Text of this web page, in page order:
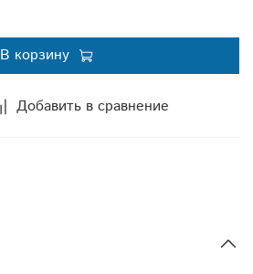
Добавить в сравнение
В корзину